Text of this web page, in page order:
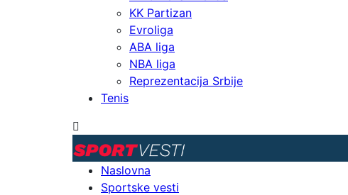
KK Partizan
Evroliga
ABA liga
NBA liga
Reprezentacija Srbije
Tenis
Naslovna
Sportske vesti